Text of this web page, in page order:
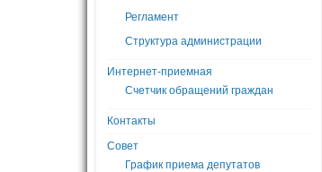
Регламент
Структура администрации
Интернет-приемная
Счетчик обращений граждан
Контакты
Совет
График приема депутатов